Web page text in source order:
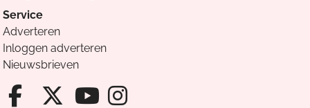
Service
Adverteren
Inloggen adverteren
Nieuwsbrieven
Facebook van Cvandaag
X van Cvandaag
Instagram van